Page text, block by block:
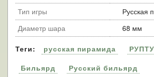
Тип игры
Русская
Диаметр шара
68 мм
Теги: русская пирамида
Бильярд
Русский бильярд